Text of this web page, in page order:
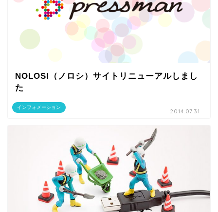
インフォメーション
NOLOSI（ノロシ）サイトリニューアルしまし
た
2014.07.31